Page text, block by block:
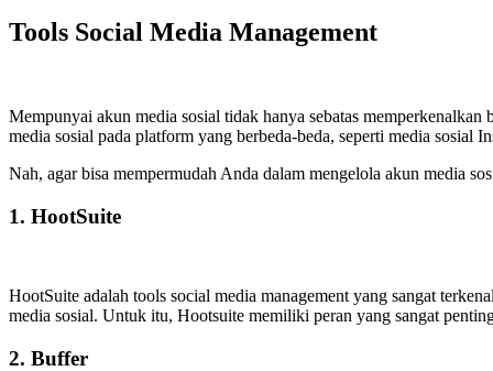
Tools Social Media Management
Mempunyai akun media sosial tidak hanya sebatas
media sosial pada platform yang berbeda-beda, seperti media sosial
Nah, agar bisa mempermudah Anda dalam mengelola akun media
1. HootSuite
HootSuite adalah tools social media management yang sangat
media sosial. Untuk itu, Hootsuite memiliki peran yang sangat
2. Buffer